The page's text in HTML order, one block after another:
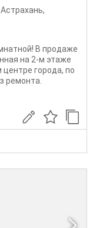
Астрахань,
В продаже
на 2-м этаже
города, по
ремонта.